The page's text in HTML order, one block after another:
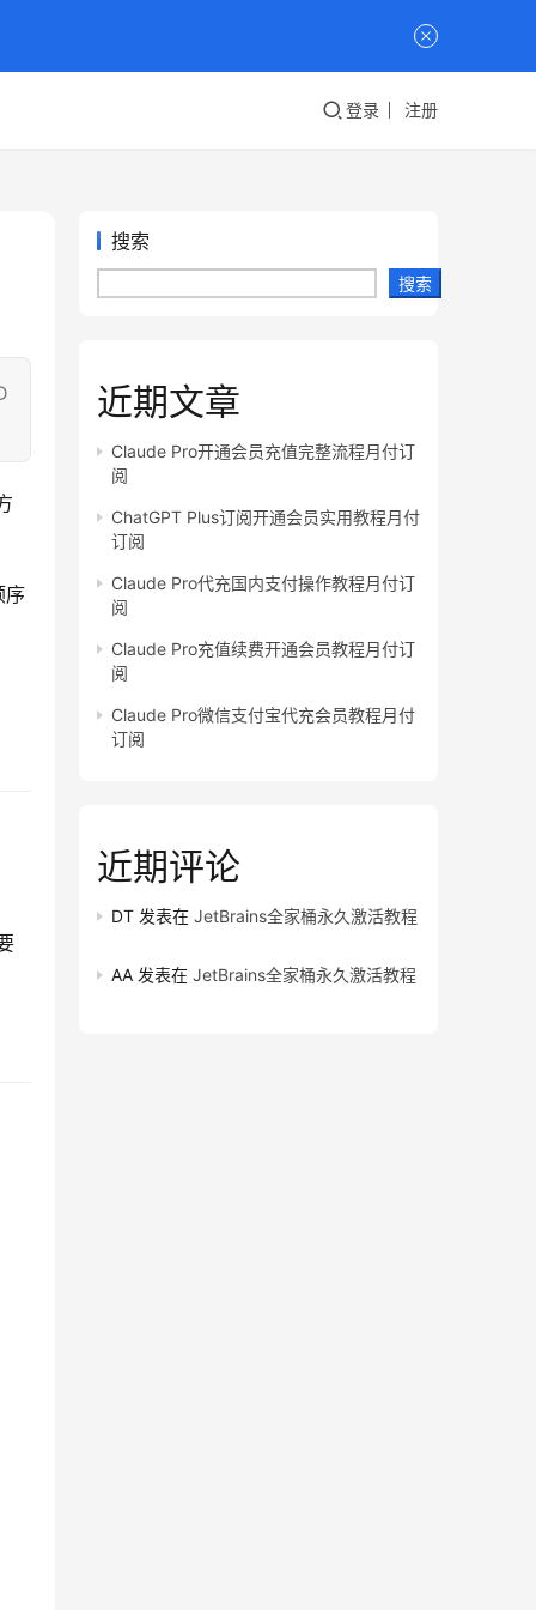
登录 注册
序
搜索
搜索
近期文章
Claude Pro开通会员充值完整流程月付订
阅
ChatGPT Plus订阅开通会员实用教程月付
订阅
Claude Pro代充国内支付操作教程月付订
阅
Claude Pro充值续费开通会员教程月付订
阅
Claude Pro微信支付宝代充会员教程月付
订阅
近期评论
DT 发表在 JetBrains全家桶永久激活教程
AA 发表在 JetBrains全家桶永久激活教程